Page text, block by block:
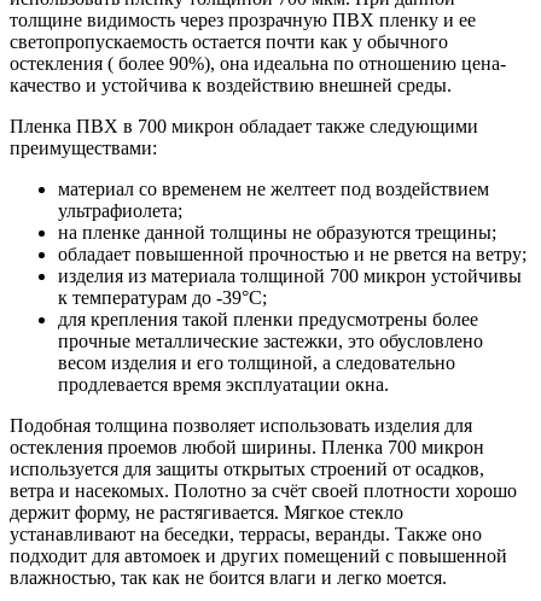
толщине видимость через прозрачную ПВХ пленку и ее
светопропускаемость остается почти как у обычного
остекления ( более 90%), она идеальна по отношению цена-
качество и устойчива к воздействию внешней среды.
Пленка ПВХ в 700 микрон обладает также следующими
преимуществами:
материал со временем не желтеет под воздействием
ультрафиолета;
на пленке данной толщины не образуются трещины;
обладает повышенной прочностью и не рвется на ветру;
изделия из материала толщиной 700 микрон устойчивы
к температурам до -39°C;
для крепления такой пленки предусмотрены более
прочные металлические застежки, это обусловлено
весом изделия и его толщиной, а следовательно
продлевается время эксплуатации окна.
Подобная толщина позволяет использовать изделия для
остекления проемов любой ширины. Пленка 700 микрон
используется для защиты открытых строений от осадков,
ветра и насекомых. Полотно за счёт своей плотности хорошо
держит форму, не растягивается. Мягкое стекло
устанавливают на беседки, террасы, веранды. Также оно
подходит для автомоек и других помещений с повышенной
влажностью, так как не боится влаги и легко моется.